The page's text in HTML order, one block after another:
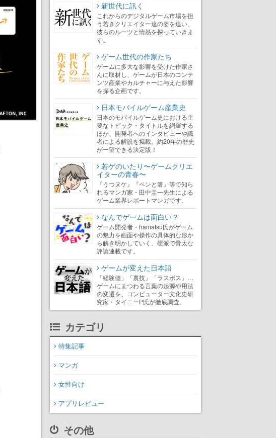
新世代に訊く
これからのデジタルゲーム市場を担
う若きクリエイター達の姿を追い、
彼らのルーツと情熱を探っていきま
す。
ゲーム世代の作家たち
ゲームに多大な影響を受けた作家さ
んに取材し、ゲームが日本のコンテ
ンツ産業やカルチャーに与えた影響
を探る企画です。
日本モバイルゲーム産業史
日本のモバイルゲーム史における主
要なトピック・タイトルを網羅する
ほか、開発者へのインタビューや識
者による解説を掲載。約20年の歴史
が一望できる決定版！
若ゲのいたり〜ゲームクリエ
イターの青春〜
『うつヌケ』『ペンと箸』等で知ら
れるマンガ家・田中圭一先生による
ゲーム業界レポートマンガです。
なんでゲームは面白い？
ゲーム開発者・hamatsu氏がゲーム
の魅力を画面や操作の具体的な形か
ら解き明かしていく、硬派で骨太な
評論連載です。
ゲームが変えた日本語
「経験値」「裏技」「ラスボス」…
ゲームにまつわる言葉の起源や用法
の変遷を、コンピューター文化史研
究家・タイニーP氏が徹底調査。
カテゴリ
特集記事
マンガ
女性向け
アプリレビュー
その他